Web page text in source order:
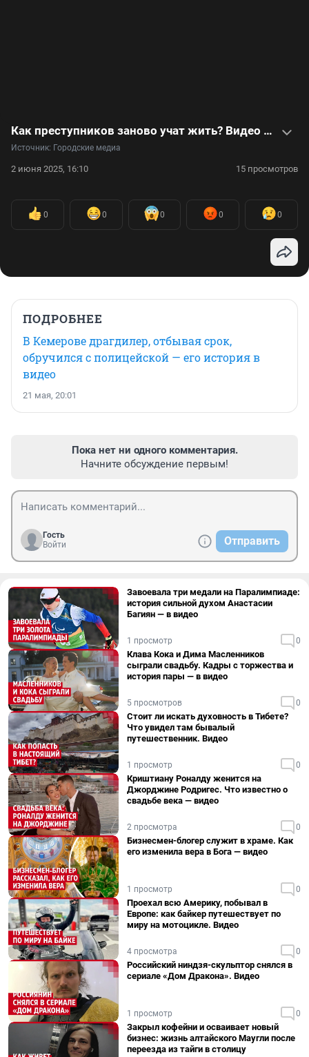
Как преступников заново учат жить? Видео из исправительного центра
Источник: Городские медиа
2 июня 2025, 16:10 15 просмотров
0 0 0 0 0
ПОДРОБНЕЕ
В Кемерове драгдилер, отбывая срок,
обручился с полицейской — его история в
видео
21 мая, 20:01
Пока нет ни одного комментария.
Начните обсуждение первым!
Гость
Войти
Отправить
Завоевала три медали на Паралимпиаде:
история сильной духом Анастасии
Багиян — в видео
1 просмотр 0
Клава Кока и Дима Масленников
сыграли свадьбу. Кадры с торжества и
история пары — в видео
5 просмотров 0
Стоит ли искать духовность в Тибете?
Что увидел там бывалый
путешественник. Видео
1 просмотр 0
Криштиану Роналду женится на
Джорджине Родригес. Что известно о
свадьбе века — видео
2 просмотра 0
Бизнесмен-блогер служит в храме. Как
его изменила вера в Бога — видео
1 просмотр 0
Проехал всю Америку, побывал в
Европе: как байкер путешествует по
миру на мотоцикле. Видео
4 просмотра 0
Российский ниндзя-скульптор снялся в
сериале «Дом Дракона». Видео
1 просмотр 0
Закрыл кофейни и осваивает новый
бизнес: жизнь алтайского Маугли после
переезда из тайги в столицу